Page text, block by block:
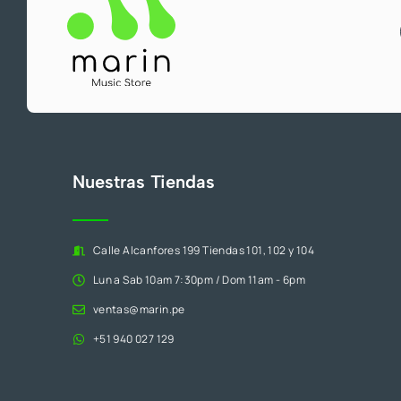
Nuestras Tiendas
Calle Alcanfores 199 Tiendas 101, 102 y 104
Lun a Sab 10am 7:30pm / Dom 11am - 6pm
ventas@marin.pe
+51 940 027 129